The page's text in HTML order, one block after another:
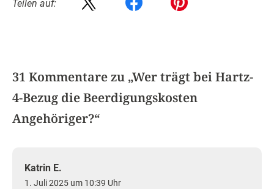
Teilen auf:
31 Kommentare zu „Wer trägt bei Hartz-
4-Bezug die Beerdigungskosten
Angehöriger?“
Katrin E.
1. Juli 2025 um 10:39 Uhr